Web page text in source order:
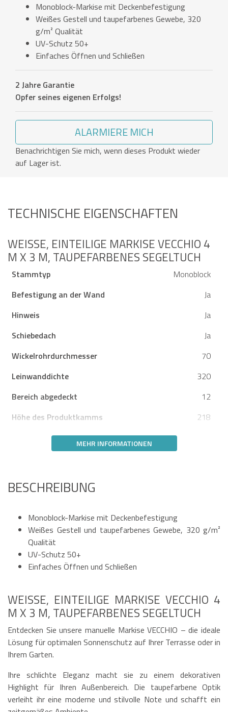
Monoblock-Markise mit Deckenbefestigung
Weißes Gestell und taupefarbenes Gewebe, 320
g/m² Qualität
UV-Schutz 50+
Einfaches Öffnen und Schließen
2 Jahre Garantie
Opfer seines eigenen Erfolgs!
ALARMIERE MICH
Benachrichtigen Sie mich, wenn dieses Produkt wieder
auf Lager ist.
TECHNISCHE EIGENSCHAFTEN
WEISSE, EINTEILIGE MARKISE VECCHIO 4 M
X 3 M, TAUPEFARBENES SEGELTUCH
Stammtyp
Monoblock
Befestigung an der Wand
Ja
Hinweis
Ja
Schiebedach
Ja
Wickelrohrdurchmesser
70
Leinwanddichte
320
Bereich abgedeckt
12
Höhe des Produktkamms
218
MEHR INFORMATIONEN
BESCHREIBUNG
Monoblock-Markise mit Deckenbefestigung
Weißes Gestell und taupefarbenes Gewebe, 320 g/m²
Qualität
UV-Schutz 50+
Einfaches Öffnen und Schließen
WEISSE, EINTEILIGE MARKISE VECCHIO 4 M
X 3 M, TAUPEFARBENES SEGELTUCH
Entdecken Sie unsere manuelle Markise VECCHIO – die ideale
Lösung für optimalen Sonnenschutz auf Ihrer Terrasse oder in
Ihrem Garten.
Ihre schlichte Eleganz macht sie zu einem dekorativen
Highlight für Ihren Außenbereich. Die taupefarbene Optik
verleiht ihr eine moderne und stilvolle Note und schafft ein